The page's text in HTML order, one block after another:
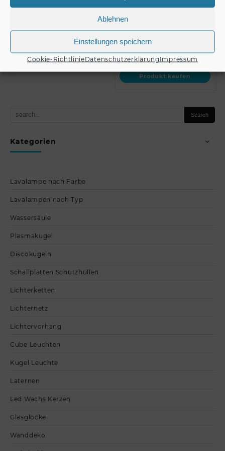
Ablehnen
Einstellungen speichern
Cookie-RichtlinieDatenschutzerklärung Impressum
Kategorien
Lavalampe nach Farbe
Lavalampen nach Typ
Wassersäule
Plasmakugel
Discokugeln
Schallplatten Schutzhüllen
Lichterketten
Lichternetz
Lichtervorhang
Cube Leuchten
Kugel Leuchte
Laternen
Led Wachs Kerzen
Glasglocke
Wanddeko
Produkt kaufen
Kettenverbindungsglied/
Produkt kaufen